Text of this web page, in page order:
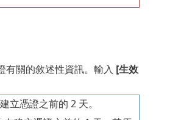
關的敘述性資訊。輸入 [生效
立憑證之前的 2 天。